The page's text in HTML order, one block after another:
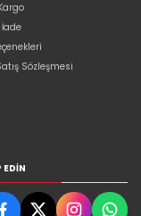
Sözleşmesi
EDIN